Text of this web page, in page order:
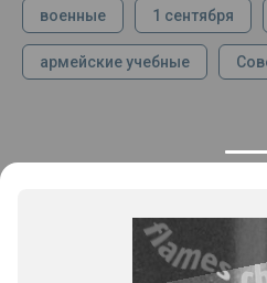
военные 1 сентября
армейские учебные